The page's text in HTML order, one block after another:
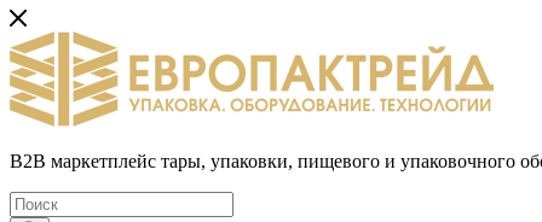
B2B маркетплейс тары, упаковки, пищевого и упаковочного